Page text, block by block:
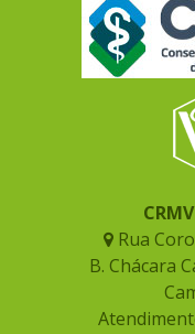
Rua
B. Chácara